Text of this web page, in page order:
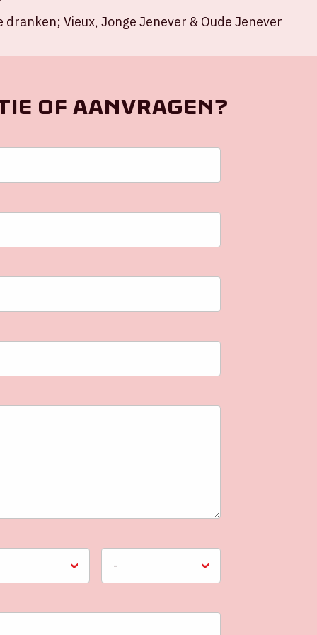
Vieux, Jonge Jenever & Oude Jenever
of aanvragen?